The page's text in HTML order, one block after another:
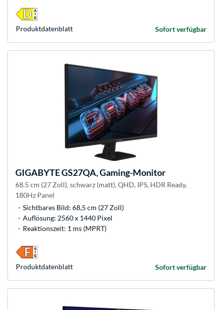
Sofort verfügbar
Produkt­datenblatt
GIGABYTEGS27QA, Gaming-Monitor
68.5 cm (27 Zoll), schwarz (matt), QHD, IPS, HDR Ready,
180Hz Panel
Sichtbares Bild: 68,5 cm (27 Zoll)
Auflösung: 2560 x 1440 Pixel
Reaktionszeit: 1 ms (MPRT)
Sofort verfügbar
Produkt­datenblatt